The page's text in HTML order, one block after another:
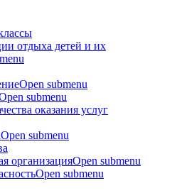
отдыха детей и их
Open submenu
submenu
оказания услуг
Open submenu
организацияOpen submenu
Open submenu